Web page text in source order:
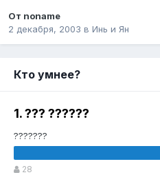
От noname
2 декабря, 2003 в Инь и Ян
Кто умнее?
1. ??? ??????
???????
28